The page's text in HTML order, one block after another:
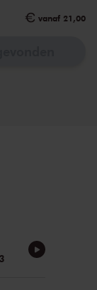
vanaf 21,00